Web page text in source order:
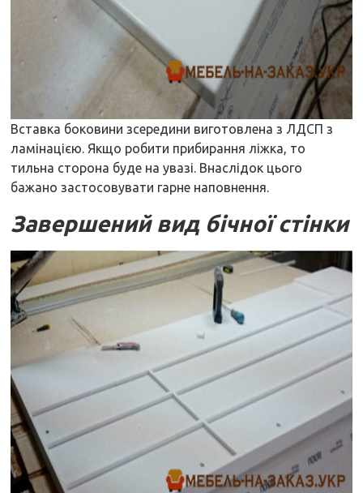
Вставка боковини зсередини виготовлена з ЛДСП з
ламінацією. Якщо робити прибирання ліжка, то
тильна сторона буде на увазі. Внаслідок цього
бажано застосовувати гарне наповнення.
Завершений вид бічної стінки